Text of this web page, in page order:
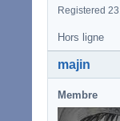
Registered
Hors ligne
majin
Membre